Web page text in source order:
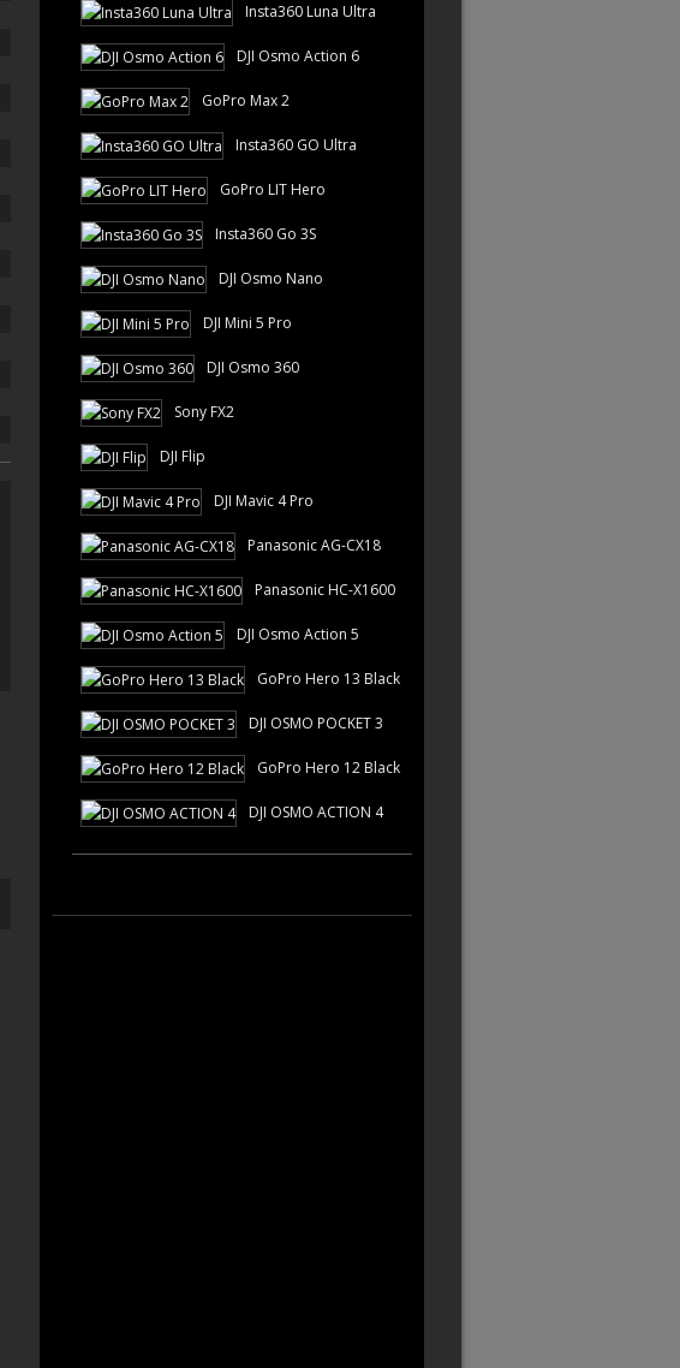
Insta360 Luna Ultra
DJI Osmo Action 6
GoPro Max 2
Insta360 GO Ultra
GoPro LIT Hero
Insta360 Go 3S
DJI Osmo Nano
DJI Mini 5 Pro
DJI Osmo 360
Sony FX2
DJI Flip
DJI Mavic 4 Pro
Panasonic AG-CX18
Panasonic HC-X1600
DJI Osmo Action 5
GoPro Hero 13 Black
DJI OSMO POCKET 3
GoPro Hero 12 Black
DJI OSMO ACTION 4